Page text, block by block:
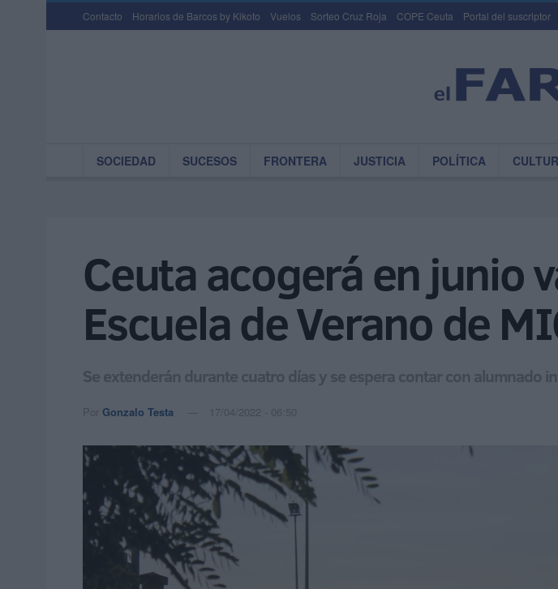
Contacto Horarios de Barcos by Kikoto Vuelos Sorteo Cruz Roja COPE Ceuta Portal del suscriptor
SOCIEDAD SUCESOS FRONTERA JUSTICIA POLÍTICA
Ceuta acogerá en junio
Escuela de Verano de
Se extenderán durante cuatro días y se espera contar con alumnado
Por Gonzalo Testa 17/04/2022 - 06:50